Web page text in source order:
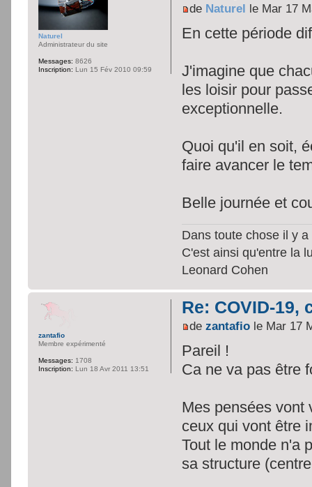
de Naturel le Mar 17
En cette période
J'imagine que
les loisir pour
exceptionnelle.
Quoi qu'il en soit,
faire avancer le
Belle journée et
Dans toute chose il y
C'est ainsi qu'entre la
Leonard Cohen
Naturel
Administrateur du site
Messages: 8626
Inscription: Lun 15 Fév 2010 09:59
Re: COVID-19,
dezantafio le Mar 17
Pareil !
Ca ne va pas être
Mes pensées vont
ceux qui vont être
Tout le monde n'a
sa structure
zantafio
Membre expérimenté
Messages: 1708
Inscription: Lun 18 Avr 2011 13:51